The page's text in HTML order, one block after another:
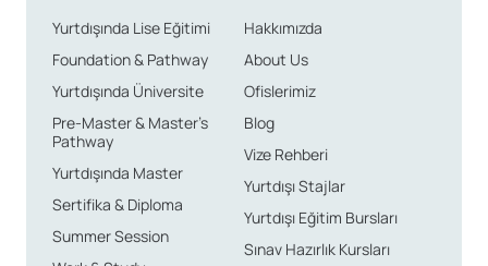
Yurtdışında Lise Eğitimi
Foundation & Pathway
Yurtdışında Üniversite
Pre-Master & Master’s
Pathway
Yurtdışında Master
Sertifika & Diploma
Summer Session
Hakkımızda
About Us
Ofislerimiz
Blog
Vize Rehberi
Yurtdışı Stajlar
Yurtdışı Eğitim Bursları
Sınav Hazırlık Kursları